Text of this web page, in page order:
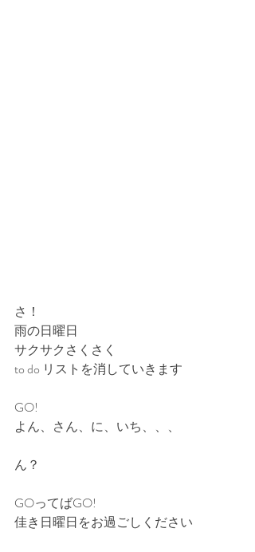
さ！
雨の日曜日
サクサクさくさく
to do リストを消していきます
GO!
よん、さん、に、いち、、、
ん？
GOってばGO!
佳き日曜日をお過ごしください